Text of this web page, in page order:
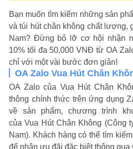
Bạn muốn tìm kiếm những sản
và túi hút chân không chất lượng,
Nam? Đừng bỏ lỡ cơ hội nhận
10% tối đa 50,000 VNĐ từ OA
chỉ với một vài bước đơn giản!
OA Zalo Vua Hút Chân
OA Zalo của Vua Hút Chân
thông chính thức trên ứng dụng
về sản phẩm, chương trình
của Vua Hút Chân Không (Công
Nam). Khách hàng có thể tìm
để nhận ưu đãi đặc biệt thông qua